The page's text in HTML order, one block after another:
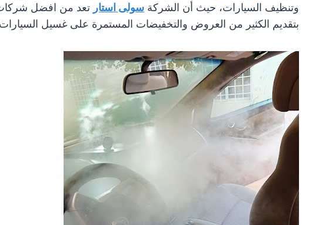
وتنظيف السيارات، حيث أن الشركةسولى استار تعد من افضل
بتقديم الكثير من العروض والتخفيضات المستمرة على غسيل